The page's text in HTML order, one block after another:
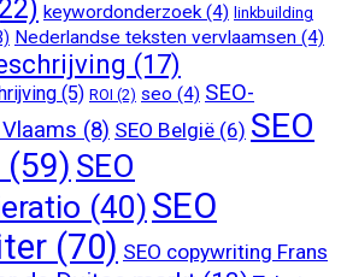
keywordonderzoek(4) linkbuilding
Nederlandse teksten vervlaamsen (4)
(17)
(5) ROI (2) seo (4) SEO-
(8) SEO België (6) SEO
(59) SEO
(40)SEO
(70) SEO copywriting Frans